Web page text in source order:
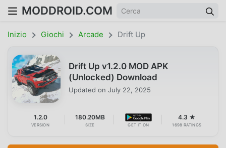
MODDROID.COM
Inizio Giochi Arcade Drift Up
Drift Up v1.2.0 MOD APK
(Unlocked) Download
Updated on July 22, 2025
1.2.0
VERSION
180.20MB
SIZE GET IT ON
4.3 ★
1698 RATINGS